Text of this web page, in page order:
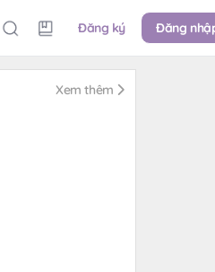
Đăng ký Đăng
Xem thêm